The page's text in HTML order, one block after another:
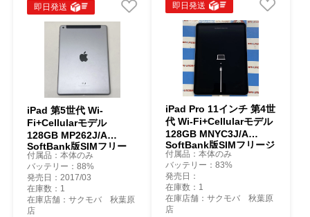
即日発送
iPad 第5世代 Wi-
Fi+Cellularモデル
128GB MP262J/A
SoftBank版SIMフリー
美品 スペースグレイ
付属品：本体のみ
バッテリー：88%
発売日：2017/03
在庫数：1
在庫店舗：サクモバ 秋葉原
店
即日発送
iPad Pro 11インチ 第4世
代 Wi-Fi+Cellularモデル
128GB MNYC3J/A
SoftBank版SIMフリージ
ャンク品 スペースグレイ
付属品：本体のみ
バッテリー：83%
発売日：
在庫数：1
在庫店舗：サクモバ 秋葉原
店